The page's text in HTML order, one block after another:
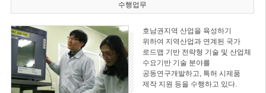
수행업무
호남권지역 산업을 육성하기
위하여 지역산업과 연계된 국가
로드맵 기반 전략형 기술 및 산업체
수요기반 기술 분야를
공동연구개발하고, 특허 시제품
제작 지원 등을 수행하고 있다.